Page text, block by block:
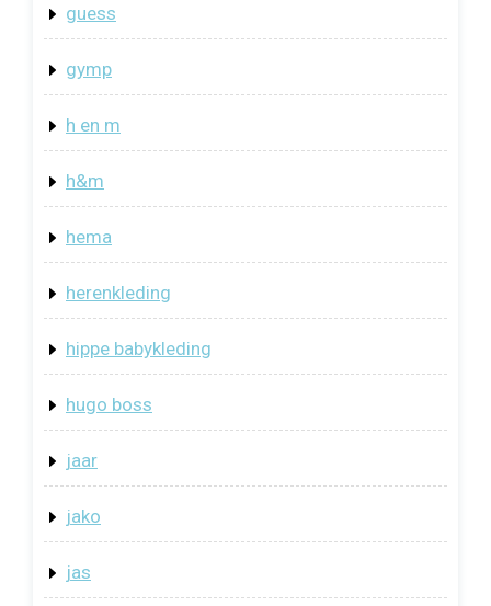
guess
gymp
h en m
h&m
hema
herenkleding
hippe babykleding
hugo boss
jaar
jako
jas